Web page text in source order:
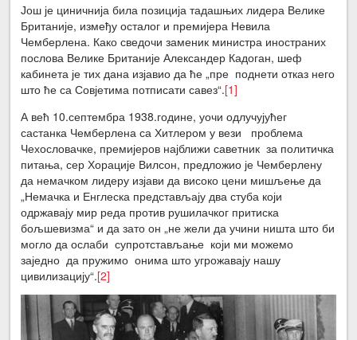
Још је циничнија била позиција тадашњих лидера Велике
Британије, између осталог и премијера Невила
Чемберлена. Како сведочи заменик министра иностраних
послова Велике Британије Александер Кадоган, шеф
кабинета је тих дана изјавио да ће „пре поднети отказ него
што ће са Совјетима потписати савез“.[1]
А већ 10.септембра 1938.године, уочи одлучујућег
састанка Чемберлена са Хитлером у вези проблема
Чехословачке, премијеров најближи саветник за политичка
питања, сер Хорације Вилсон, предложио је Чемберлену
да немачком лидеру изјави да високо цени мишљење да
„Немачка и Енглеска представљају два стуба који
одржавају мир реда против рушилачког притиска
бољшевизма“ и да зато он „не жели да учини ништа што би
могло да ослаби супротстављање који ми можемо
заједно да пружимо онима што угрожавају нашу
цивилизацију“.[2]